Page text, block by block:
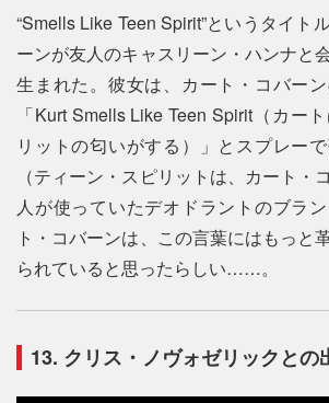
“Smells Like Teen Spirit”というタイト
ーンが友人のキャスリーン・ハンナと
生まれた。彼女は、カート・コバー
「Kurt Smells Like Teen Spirit（カー
リットの匂いがする）」とスプレー
（ティーン・スピリットは、カート・
人が使っていたデオドラントのブラ
ト・コバーンは、この言葉にはもっと
られていると思ったらしい……。
13. クリス・ノヴォゼリックとの